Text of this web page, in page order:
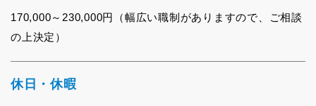
170,000～230,000円（幅広い職制がありますので、ご相談
の上決定）
休日・休暇